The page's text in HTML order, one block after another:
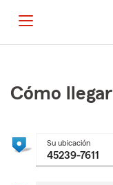
principal
Cómo llegar
Su ubicación